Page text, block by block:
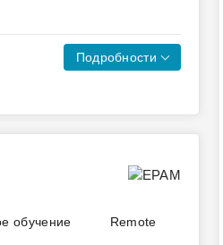
Подробности
зануритися в
обучение Remote